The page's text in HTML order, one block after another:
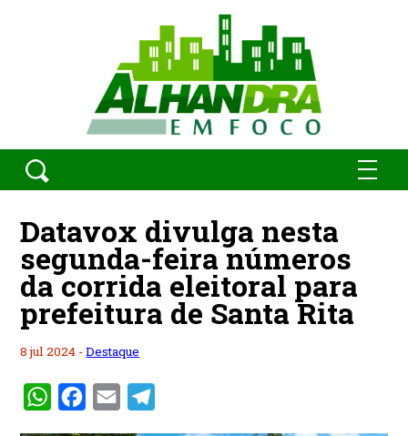
Datavox divulga nesta
segunda-feira números
da corrida eleitoral para
prefeitura de Santa Rita
8 jul 2024 -Destaque
WhatsAppFacebook
Email